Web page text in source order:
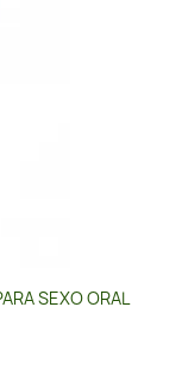
SEXO ORAL